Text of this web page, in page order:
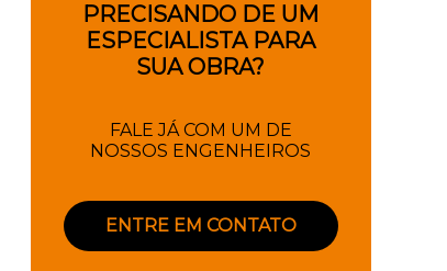
PRECISANDO DE UM
ESPECIALISTA PARA
SUA OBRA?
FALE JÁ COM UM DE
NOSSOS ENGENHEIROS
ENTRE EM CONTATO